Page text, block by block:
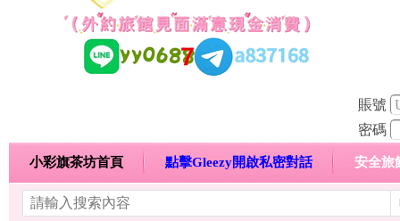
賬號
密碼
小彩旗茶坊首頁 點擊Gleezy開啟私密對話 安全旅